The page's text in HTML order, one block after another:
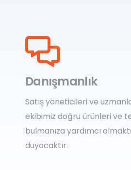
Danışmanlık
Satış yöneticileri ve
ekibimiz doğru ürünleri ve
bulmanıza yardımcı
duyacaktır.